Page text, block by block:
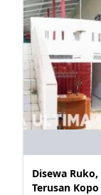
Disewa
Terusan Kopo